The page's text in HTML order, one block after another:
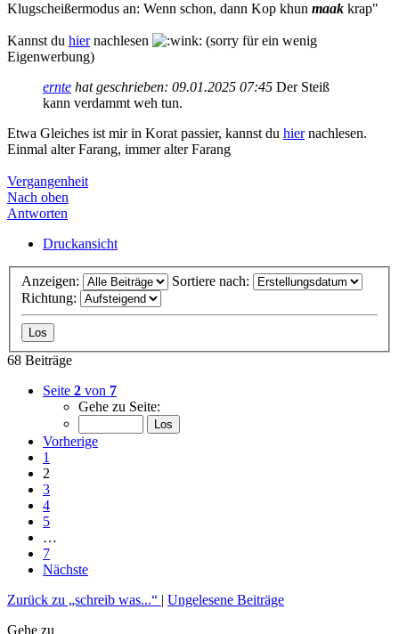
Klugscheißermodus an: Wenn schon, dann Kop khun maak krap"
Kannst du hiernachlesen
(sorry für ein wenig
Eigenwerbung)
ernte hat geschrieben: 09.01.2025 07:45 Der Steiß
kann verdammt weh tun.
Etwa Gleiches ist mir in Korat passier, kannst du hiernachlesen.
Einmal alter Farang, immer alter Farang
Vergangenheit
Nach oben
Antworten
Druckansicht
Anzeigen:
Sortiere nach:
Richtung:
68 Beiträge
Seite 2 von 7
Gehe zu Seite:
Vorherige
1
2
3
4
5
…
7
Nächste
Zurück zu „schreib was...“ | Ungelesene Beiträge
Gehe zu